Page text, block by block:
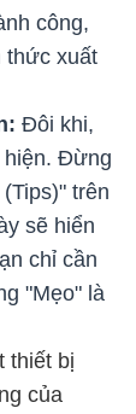
công,
thức xuất
Đôi khi,
hiện. Đừng
trên
sẽ hiển
chỉ cần
"Mẹo" là
thiết bị
của